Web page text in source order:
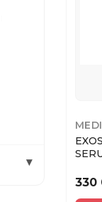
▾
330